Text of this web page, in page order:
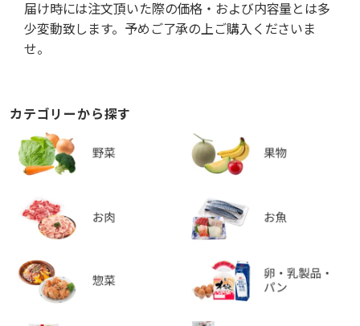
届け時には注文頂いた際の価格・および内容量とは多
少変動致します。予めご了承の上ご購入くださいま
せ。
カテゴリーから探す